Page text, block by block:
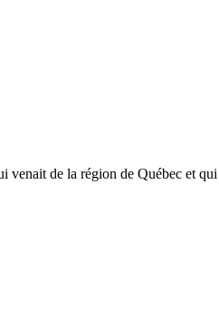
venait de la région de Québec et